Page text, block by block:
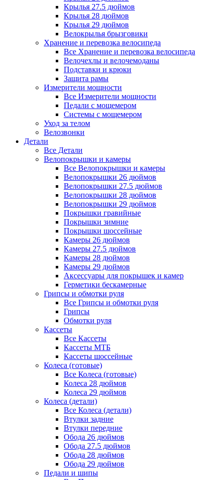
Крылья 27.5 дюймов
Крылья 28 дюймов
Крылья 29 дюймов
Велокрылья брызговики
Хранение и перевозка велосипеда
Все Хранение и перевозка велосипеда
Велочехлы и велочемоданы
Подставки и крюки
Защита рамы
Измерители мощности
Все Измерители мощности
Педали с мощемером
Системы с мощемером
Уход за телом
Велозвонки
Детали
Все Детали
Велопокрышки и камеры
Все Велопокрышки и камеры
Велопокрышки 26 дюймов
Велопокрышки 27.5 дюймов
Велопокрышки 28 дюймов
Велопокрышки 29 дюймов
Покрышки гравийные
Покрышки зимние
Покрышки шоссейные
Камеры 26 дюймов
Камеры 27.5 дюймов
Камеры 28 дюймов
Камеры 29 дюймов
Аксессуары для покрышек и камер
Герметики бескамерные
Грипсы и обмотки руля
Все Грипсы и обмотки руля
Грипсы
Обмотки руля
Кассеты
Все Кассеты
Кассеты МТБ
Кассеты шоссейные
Колеса (готовые)
Все Колеса (готовые)
Колеса 28 дюймов
Колеса 29 дюймов
Колеса (детали)
Все Колеса (детали)
Втулки задние
Втулки передние
Обода 26 дюймов
Обода 27.5 дюймов
Обода 28 дюймов
Обода 29 дюймов
Педали и шипы